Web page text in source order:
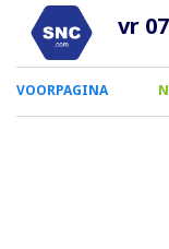
vr
0
Smartphone
VOORPAGINA